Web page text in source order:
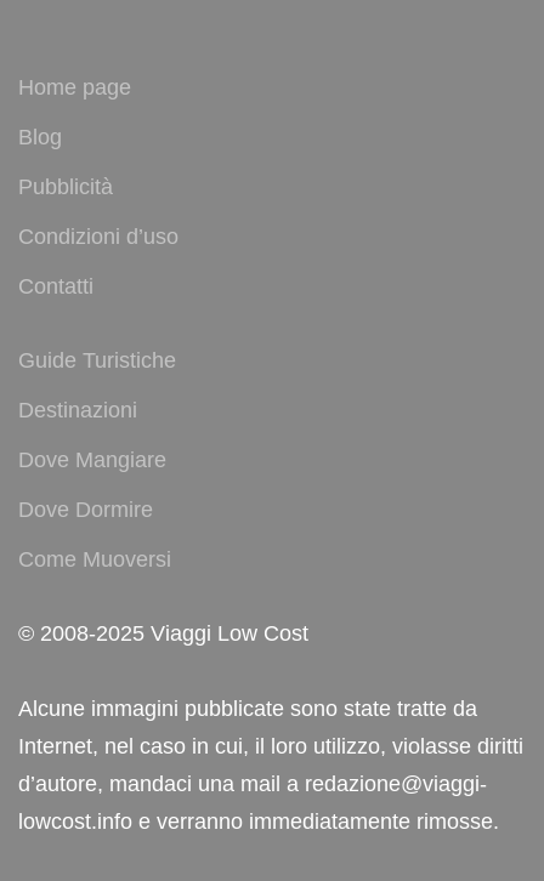
Home page
Blog
Pubblicità
Condizioni d’uso
Contatti
Guide Turistiche
Destinazioni
Dove Mangiare
Dove Dormire
Come Muoversi
© 2008-2025 Viaggi Low Cost
Alcune immagini pubblicate sono state tratte da
Internet, nel caso in cui, il loro utilizzo, violasse diritti
d’autore, mandaci una mail a redazione@viaggi-
lowcost.info e verranno immediatamente rimosse.